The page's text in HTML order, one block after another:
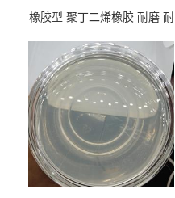
橡胶型 聚丁二烯橡胶 耐磨 耐
性